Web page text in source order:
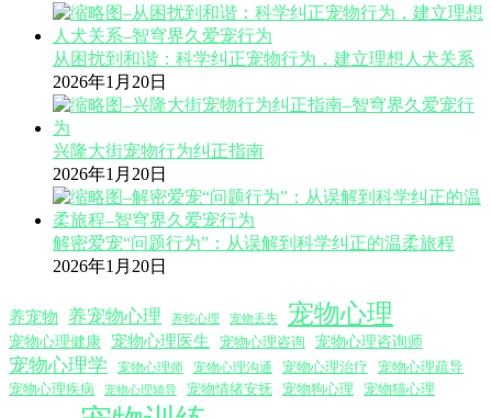
从困扰到和谐：科学纠正宠物行为，建立理想人犬关系
2026年1月20日
兴隆大街宠物行为纠正指南
2026年1月20日
解密爱宠“问题行为”：从误解到科学纠正的温柔旅程
2026年1月20日
养宠物 养宠物心理 养蛇心理 宠物丢失 宠物心理
宠物心理健康 宠物心理医生 宠物心理咨询 宠物心理咨询师
宠物心理学 宠物心理师 宠物心理沟通 宠物心理治疗
宠物心理疏导
宠物心理疾病
宠物心理辅导 宠物情绪安抚 宠物狗心理 宠物猫心理